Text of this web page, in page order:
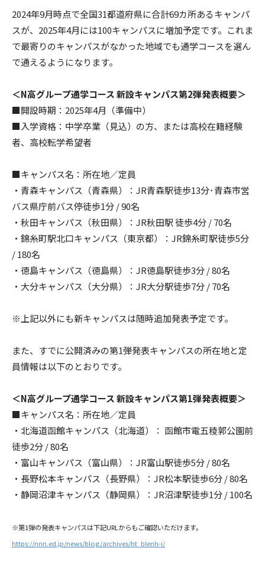
2024年9月時点で全国31都道府県に合計69カ所あるキャンパ
スが、2025年4月には100キャンパスに増加予定です。これま
で最寄りのキャンパスがなかった地域でも通学コースを選ん
で通えるようになります。
＜N高グループ通学コース 新設キャンパス第2弾発表概要＞
■開設時期：2025年4月（準備中）
■入学資格：中学卒業（見込）の方、または高校在籍経験
者、高校転学希望者
■キャンパス名：所在地／定員
・青森キャンパス（青森県）：JR青森駅徒歩13分･青森市営
バス県庁前バス停徒歩1分 / 90名
・秋田キャンパス（秋田県）：JR秋田駅 徒歩4分 / 70名
・錦糸町駅北口キャンパス（東京都）：JR錦糸町駅徒歩5分
/ 180名
・徳島キャンパス（徳島県）：JR徳島駅徒歩3分 / 80名
・大分キャンパス（大分県）：JR大分駅徒歩7分 / 70名
※上記以外にも新キャンパスは随時追加発表予定です。
また、すでに公開済みの第1弾発表キャンパスの所在地と定
員情報は以下のとおりです。
＜N高グループ通学コース 新設キャンパス第1弾発表概要＞
■キャンパス名：所在地／定員
・北海道函館キャンパス（北海道）： 函館市電五稜郭公園前
徒歩2分 / 80名
・富山キャンパス（富山県）：JR富山駅徒歩5分 / 80名
・長野松本キャンパス（長野県）：JR松本駅徒歩6分 / 80名
・静岡沼津キャンパス（静岡県）：JR沼津駅徒歩1分 / 100名
※第1弾の発表キャンパスは下記URLからもご確認いただけます。
https://nnn.ed.jp/news/blog/archives/ht_blenh-i/